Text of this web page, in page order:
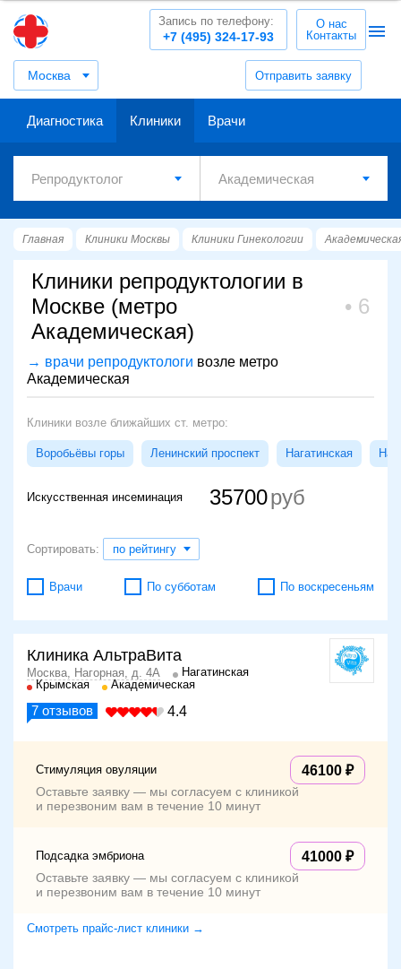
Москва Отправить заявку
+7 (495) 324-17-93
Запись по телефону:
О нас
Контакты
Диагностика Клиники Врачи
Главная Клиники Москвы Клиники Гинекологии
Клиники репродуктологии в
Москве (метро
Академическая)
6
→ врачи репродуктологи возле метро
Академическая
Клиники возле ближайших ст. метро:
Воробьёвы горы Ленинский проспект Нагатинская
Искусственная инсеминация 35700
Сортировать: по рейтингу
Врачи По субботам По воскресеньям
Клиника АльтраВита
Москва, Нагорная, д. 4А
Нагатинская
Крымская
Академическая
7 отзывов 4.4
Стимуляция овуляции 46100
Оставьте заявку — мы согласуем с клиникой
и перезвоним вам в течение 10 минут
Подсадка эмбриона 41000
Оставьте заявку — мы согласуем с клиникой
и перезвоним вам в течение 10 минут
Смотреть прайс-лист клиники →